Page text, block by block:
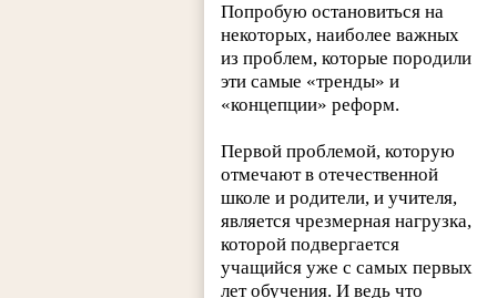
Попробую остановиться на
некоторых, наиболее важных
из проблем, которые породили
эти самые «тренды» и
«концепции» реформ.
Первой проблемой, которую
отмечают в отечественной
школе и родители, и учителя,
является чрезмерная нагрузка,
которой подвергается
учащийся уже с самых первых
лет обучения. И ведь что